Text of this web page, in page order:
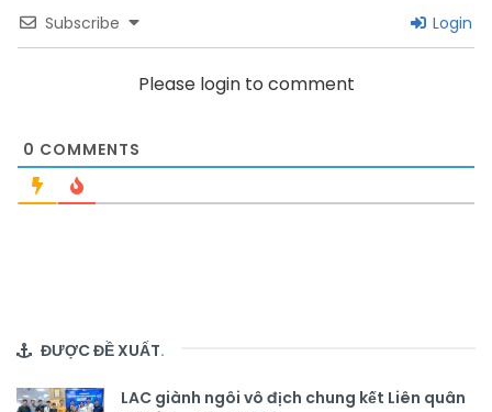
Subscribe Login
Please login to comment
0 COMMENTS
ĐƯỢC ĐỀ XUẤT.
LAC giành ngôi vô địch chung kết Liên quân